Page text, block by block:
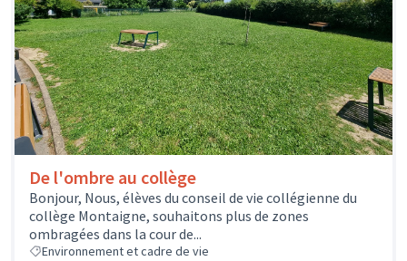
De l'ombre au collège
Bonjour, Nous, élèves du conseil de vie collégienne du
collège Montaigne, souhaitons plus de zones
ombragées dans la cour de...
Environnement et cadre de vie